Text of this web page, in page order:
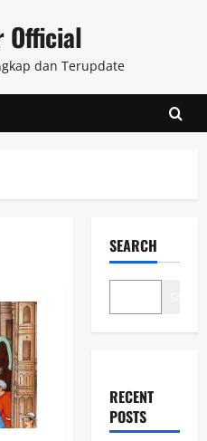
Official
dan Terupdate
SEARCH
RECENT
POSTS